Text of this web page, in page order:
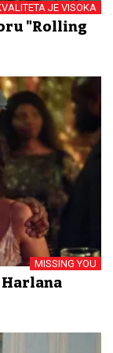
JE VISOKA
"Rolling
MISSING YOU
Harlana